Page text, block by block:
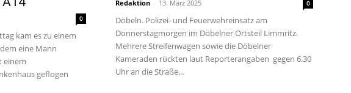
0
kam es zu einem
eine Mann
einem
geflogen
Redaktion - 13. März 2025 0
Döbeln. Polizei- und Feuerwehreinsatz am
Donnerstagmorgen im Döbelner Ortsteil Limmritz.
Mehrere Streifenwagen sowie die Döbelner
Kameraden rückten laut Reporterangaben gegen 6.30
Uhr an die Straße...